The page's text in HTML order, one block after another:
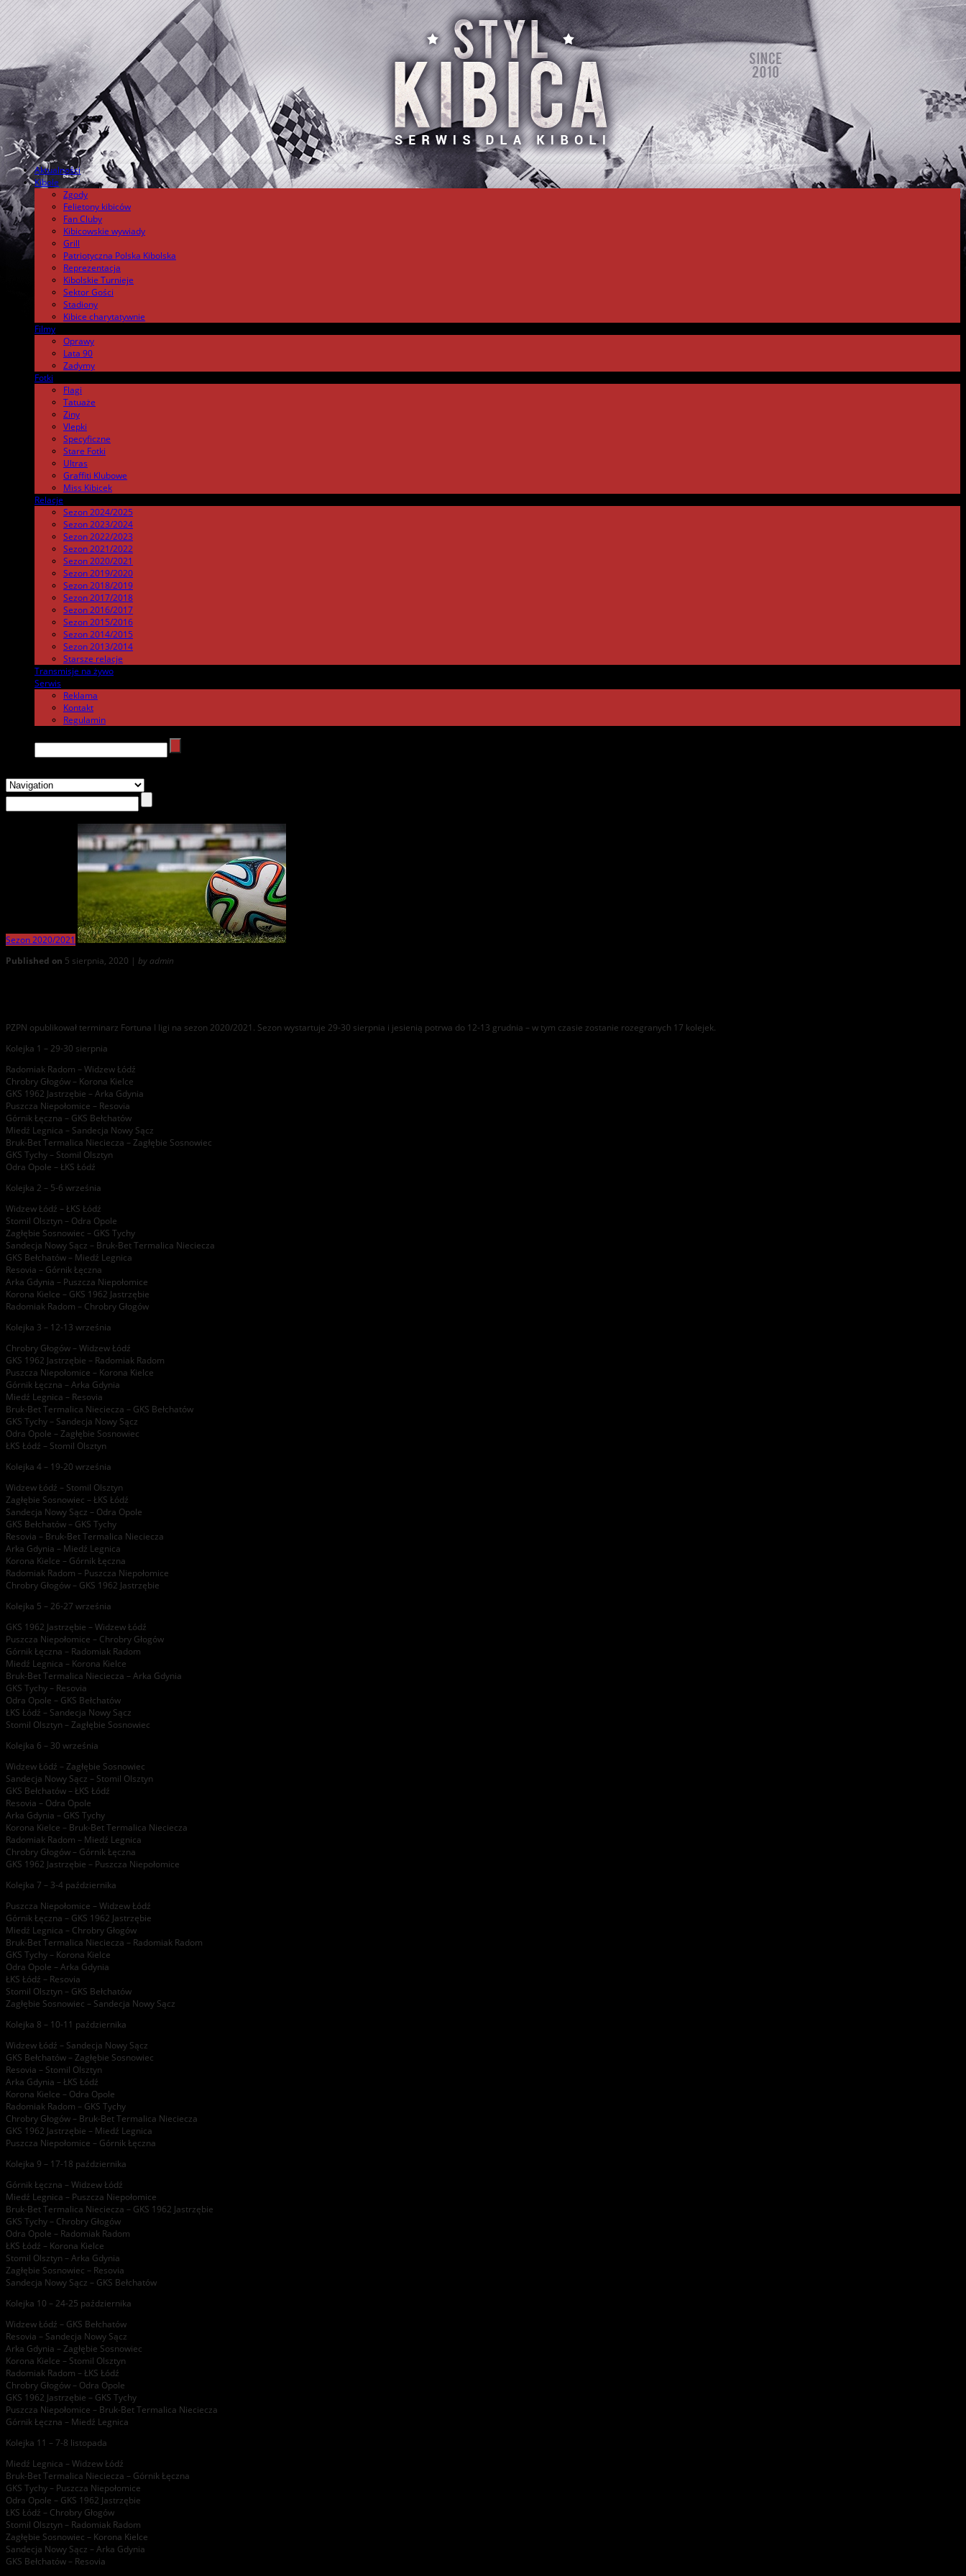
Aktualności .
Kibole
Zgody
Felietony kibiców
Fan Cluby
Kibicowskie wywiady
Grill
Patriotyczna Polska Kibolska
Reprezentacja
Kibolskie Turnieje
Sektor Gości
Stadiony
Kibice charytatywnie
Filmy
Oprawy
Lata 90
Zadymy
Fotki
Flagi
Tatuaże
Ziny
Vlepki
Specyficzne
Stare Fotki
Ultras
Graffiti Klubowe
Miss Kibicek
Relacje
Sezon 2024/2025
Sezon 2023/2024
Sezon 2022/2023
Sezon 2021/2022
Sezon 2020/2021
Sezon 2019/2020
Sezon 2018/2019
Sezon 2017/2018
Sezon 2016/2017
Sezon 2015/2016
Sezon 2014/2015
Sezon 2013/2014
Starsze relacje
Transmisje na żywo
Serwis
Reklama
Kontakt
Regulamin
Sezon 2020/2021
Published on 5 sierpnia, 2020 | by admin
PZPN opublikował terminarz Fortuna I ligi na sezon 2020/2021. Sezon wystartuje 29-30 sierpnia i jesienią potrwa do 12-13 grudnia – w tym czasie zostanie rozegranych 17 kolejek.
Kolejka 1 – 29-30 sierpnia
Radomiak Radom – Widzew Łódź
Chrobry Głogów – Korona Kielce
GKS 1962 Jastrzębie – Arka Gdynia
Puszcza Niepołomice – Resovia
Górnik Łęczna – GKS Bełchatów
Miedź Legnica – Sandecja Nowy Sącz
Bruk-Bet Termalica Nieciecza – Zagłębie Sosnowiec
GKS Tychy – Stomil Olsztyn
Odra Opole – ŁKS Łódź
Kolejka 2 – 5-6 września
Widzew Łódź – ŁKS Łódź
Stomil Olsztyn – Odra Opole
Zagłębie Sosnowiec – GKS Tychy
Sandecja Nowy Sącz – Bruk-Bet Termalica Nieciecza
GKS Bełchatów – Miedź Legnica
Resovia – Górnik Łęczna
Arka Gdynia – Puszcza Niepołomice
Korona Kielce – GKS 1962 Jastrzębie
Radomiak Radom – Chrobry Głogów
Kolejka 3 – 12-13 września
Chrobry Głogów – Widzew Łódź
GKS 1962 Jastrzębie – Radomiak Radom
Puszcza Niepołomice – Korona Kielce
Górnik Łęczna – Arka Gdynia
Miedź Legnica – Resovia
Bruk-Bet Termalica Nieciecza – GKS Bełchatów
GKS Tychy – Sandecja Nowy Sącz
Odra Opole – Zagłębie Sosnowiec
ŁKS Łódź – Stomil Olsztyn
Kolejka 4 – 19-20 września
Widzew Łódź – Stomil Olsztyn
Zagłębie Sosnowiec – ŁKS Łódź
Sandecja Nowy Sącz – Odra Opole
GKS Bełchatów – GKS Tychy
Resovia – Bruk-Bet Termalica Nieciecza
Arka Gdynia – Miedź Legnica
Korona Kielce – Górnik Łęczna
Radomiak Radom – Puszcza Niepołomice
Chrobry Głogów – GKS 1962 Jastrzębie
Kolejka 5 – 26-27 września
GKS 1962 Jastrzębie – Widzew Łódź
Puszcza Niepołomice – Chrobry Głogów
Górnik Łęczna – Radomiak Radom
Miedź Legnica – Korona Kielce
Bruk-Bet Termalica Nieciecza – Arka Gdynia
GKS Tychy – Resovia
Odra Opole – GKS Bełchatów
ŁKS Łódź – Sandecja Nowy Sącz
Stomil Olsztyn – Zagłębie Sosnowiec
Kolejka 6 – 30 września
Widzew Łódź – Zagłębie Sosnowiec
Sandecja Nowy Sącz – Stomil Olsztyn
GKS Bełchatów – ŁKS Łódź
Resovia – Odra Opole
Arka Gdynia – GKS Tychy
Korona Kielce – Bruk-Bet Termalica Nieciecza
Radomiak Radom – Miedź Legnica
Chrobry Głogów – Górnik Łęczna
GKS 1962 Jastrzębie – Puszcza Niepołomice
Kolejka 7 – 3-4 października
Puszcza Niepołomice – Widzew Łódź
Górnik Łęczna – GKS 1962 Jastrzębie
Miedź Legnica – Chrobry Głogów
Bruk-Bet Termalica Nieciecza – Radomiak Radom
GKS Tychy – Korona Kielce
Odra Opole – Arka Gdynia
ŁKS Łódź – Resovia
Stomil Olsztyn – GKS Bełchatów
Zagłębie Sosnowiec – Sandecja Nowy Sącz
Kolejka 8 – 10-11 października
Widzew Łódź – Sandecja Nowy Sącz
GKS Bełchatów – Zagłębie Sosnowiec
Resovia – Stomil Olsztyn
Arka Gdynia – ŁKS Łódź
Korona Kielce – Odra Opole
Radomiak Radom – GKS Tychy
Chrobry Głogów – Bruk-Bet Termalica Nieciecza
GKS 1962 Jastrzębie – Miedź Legnica
Puszcza Niepołomice – Górnik Łęczna
Kolejka 9 – 17-18 października
Górnik Łęczna – Widzew Łódź
Miedź Legnica – Puszcza Niepołomice
Bruk-Bet Termalica Nieciecza – GKS 1962 Jastrzębie
GKS Tychy – Chrobry Głogów
Odra Opole – Radomiak Radom
ŁKS Łódź – Korona Kielce
Stomil Olsztyn – Arka Gdynia
Zagłębie Sosnowiec – Resovia
Sandecja Nowy Sącz – GKS Bełchatów
Kolejka 10 – 24-25 października
Widzew Łódź – GKS Bełchatów
Resovia – Sandecja Nowy Sącz
Arka Gdynia – Zagłębie Sosnowiec
Korona Kielce – Stomil Olsztyn
Radomiak Radom – ŁKS Łódź
Chrobry Głogów – Odra Opole
GKS 1962 Jastrzębie – GKS Tychy
Puszcza Niepołomice – Bruk-Bet Termalica Nieciecza
Górnik Łęczna – Miedź Legnica
Kolejka 11 – 7-8 listopada
Miedź Legnica – Widzew Łódź
Bruk-Bet Termalica Nieciecza – Górnik Łęczna
GKS Tychy – Puszcza Niepołomice
Odra Opole – GKS 1962 Jastrzębie
ŁKS Łódź – Chrobry Głogów
Stomil Olsztyn – Radomiak Radom
Zagłębie Sosnowiec – Korona Kielce
Sandecja Nowy Sącz – Arka Gdynia
GKS Bełchatów – Resovia